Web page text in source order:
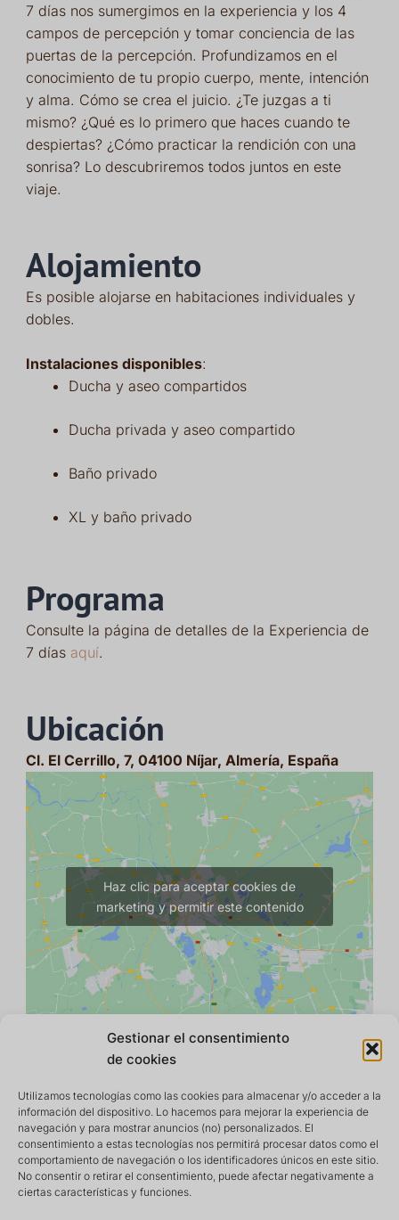
Gestionar el consentimiento
de cookies
Utilizamos tecnologías como las cookies para almacenar y/o acceder a la
información del dispositivo. Lo hacemos para mejorar la experiencia de
navegación y para mostrar anuncios (no) personalizados. El
consentimiento a estas tecnologías nos permitirá procesar datos como el
comportamiento de navegación o los identificadores únicos en este sitio.
No consentir o retirar el consentimiento, puede afectar negativamente a
ciertas características y funciones.
7 días nos sumergimos en la experiencia y los 4
campos de percepción y tomar conciencia de las
puertas de la percepción. Profundizamos en el
conocimiento de tu propio cuerpo, mente, intención
y alma. Cómo se crea el juicio. ¿Te juzgas a ti
mismo? ¿Qué es lo primero que haces cuando te
despiertas? ¿Cómo practicar la rendición con una
sonrisa? Lo descubriremos todos juntos en este
viaje.
Alojamiento
Es posible alojarse en habitaciones individuales y
dobles.
Instalaciones disponibles:
Ducha y aseo compartidos
Ducha privada y aseo compartido
Baño privado
XL y baño privado
Programa
Consulte la página de detalles de la Experiencia de
7 días aquí.
Ubicación
Cl. El Cerrillo, 7, 04100 Níjar, Almería, España
Haz clic para aceptar cookies de
marketing y permitir este contenido